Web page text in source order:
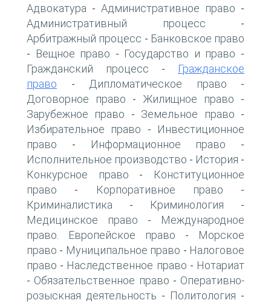
Адвокатура - Административное право -
Административный процесс -
Арбитражный процесс - Банковское право
- Вещное право - Государство и право -
Гражданский процесс -
Гражданское
право - Дипломатическое право -
Договорное право - Жилищное право -
Зарубежное право - Земельное право -
Избирательное право -
Инвестиционное
право - Информационное право -
Исполнительное производство - История -
Конкурсное право -
Конституционное
право - Корпоративное право -
Криминалистика - Криминология -
Медицинское право -
Международное
право. Европейское право -
Морское
право - Муниципальное право - Налоговое
право - Наследственное право - Нотариат
- Обязательственное право - Оперативно-
розыскная деятельность - Политология -